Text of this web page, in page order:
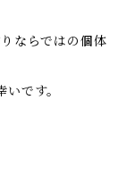
ならではの個体
です。